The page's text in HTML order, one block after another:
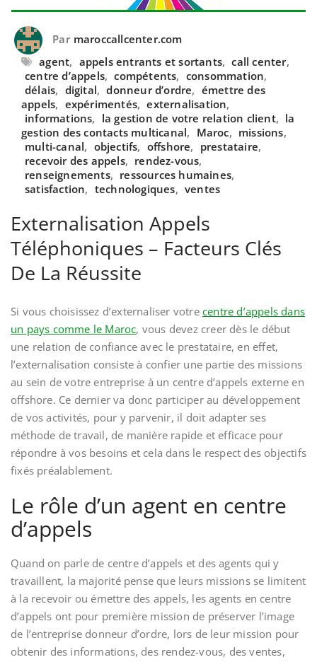
Par maroccallcenter.com
agent, appels entrants et sortants, call center,
centre d’appels, compétents, consommation,
délais, digital, donneur d’ordre, émettre des
appels, expérimentés, externalisation,
informations, la gestion de votre relation client, la
gestion des contacts multicanal, Maroc, missions,
multi-canal, objectifs, offshore, prestataire,
recevoir des appels, rendez-vous,
renseignements, ressources humaines,
satisfaction, technologiques, ventes
Externalisation Appels
Téléphoniques – Facteurs Clés
De La Réussite
Si vous choisissez d’externaliser votre centre d’appels dans
un pays comme le Maroc, vous devez creer dès le début
une relation de confiance avec le prestataire, en effet,
l’externalisation consiste à confier une partie des missions
au sein de votre entreprise à un centre d’appels externe en
offshore. Ce dernier va donc participer au développement
de vos activités, pour y parvenir, il doit adapter ses
méthode de travail, de manière rapide et efficace pour
répondre à vos besoins et cela dans le respect des objectifs
fixés préalablement.
Le rôle d’un agent en centre
d’appels
Quand on parle de centre d’appels et des agents qui y
travaillent, la majorité pense que leurs missions se limitent
à la recevoir ou émettre des appels, les agents en centre
d’appels ont pour première mission de préserver l’image
de l’entreprise donneur d’ordre, lors de leur mission pour
obtenir des informations, des rendez-vous, des ventes,